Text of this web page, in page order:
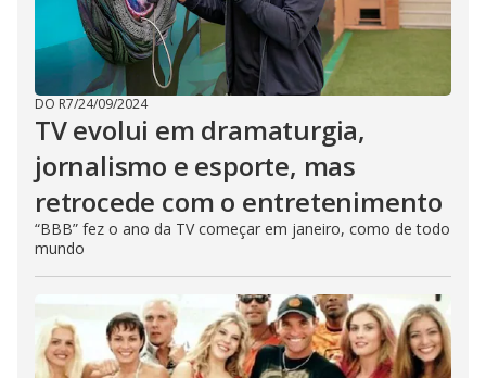
DO R7/24/09/2024
TV evolui em dramaturgia,
jornalismo e esporte, mas
retrocede com o entretenimento
“BBB” fez o ano da TV começar em janeiro, como de todo
mundo